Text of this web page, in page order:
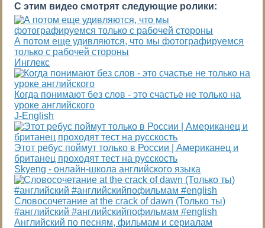
С этим видео смотрят следующие ролики:
А потом еще удивляются, что мы фотографируемся
только с рабочей стороны
Инглекс
Когда понимают без слов - это счастье не только на
уроке английского
J-English
Этот ребус поймут только в России | Американец и
британец проходят тест на русскость
Skyeng - онлайн-школа английского языка
Словосочетание at the crack of dawn (Только ты)
#английский #английскийпофильмам #english
Английский по песням, фильмам и сериалам